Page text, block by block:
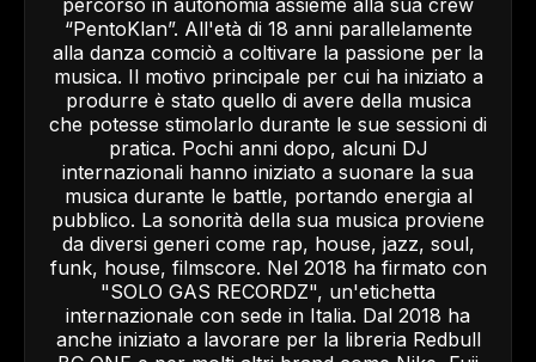
percorso in autonomia assieme alla sua crew
“PentoKlan”. All'età di 18 anni parallelamente
alla danza comciò a coltivare la passione per la
musica. Il motivo principale per cui ha iniziato a
produrre è stato quello di avere della musica
che potesse stimolarlo durante le sue sessioni di
pratica. Pochi anni dopo, alcuni DJ
internazionali hanno iniziato a suonare la sua
musica durante le battle, portando energia al
pubblico. La sonorità della sua musica proviene
da diversi generi come rap, house, jazz, soul,
funk, house, filmscore. Nel 2018 ha firmato con
"SOLO GAS RECORDZ", un'etichetta
internazionale con sede in Italia. Dal 2018 ha
anche iniziato a lavorare per la libreria Redbull